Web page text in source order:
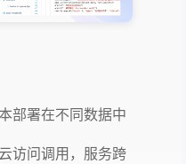
部署在不同数据中
访问调用，服务跨